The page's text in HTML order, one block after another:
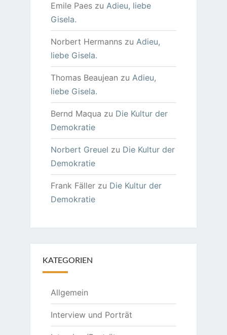
Emile Paeszu Adieu, liebe
Gisela.
Norbert Hermannszu Adieu,
liebe Gisela.
Thomas Beaujean zu Adieu,
liebe Gisela.
Bernd Maqua zu Die Kultur der
Demokratie
Norbert Greuel zu Die Kultur der
Demokratie
Frank Fällerzu Die Kultur der
Demokratie
KATEGORIEN
Allgemein
Interview und Porträt